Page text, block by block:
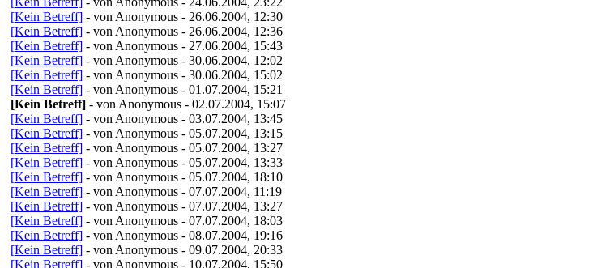
[Kein Betreff] - von Anonymous - 26.06.2004, 12:30
[Kein Betreff] - von Anonymous - 26.06.2004, 12:36
[Kein Betreff] - von Anonymous - 27.06.2004, 15:43
[Kein Betreff] - von Anonymous - 30.06.2004, 12:02
[Kein Betreff] - von Anonymous - 30.06.2004, 15:02
[Kein Betreff] - von Anonymous - 01.07.2004, 15:21
[Kein Betreff] - von Anonymous - 02.07.2004, 15:07
[Kein Betreff] - von Anonymous - 03.07.2004, 13:45
[Kein Betreff] - von Anonymous - 05.07.2004, 13:15
[Kein Betreff] - von Anonymous - 05.07.2004, 13:27
[Kein Betreff] - von Anonymous - 05.07.2004, 13:33
[Kein Betreff] - von Anonymous - 05.07.2004, 18:10
[Kein Betreff] - von Anonymous - 07.07.2004, 11:19
[Kein Betreff] - von Anonymous - 07.07.2004, 13:27
[Kein Betreff] - von Anonymous - 07.07.2004, 18:03
[Kein Betreff] - von Anonymous - 08.07.2004, 19:16
[Kein Betreff] - von Anonymous - 09.07.2004, 20:33
[Kein Betreff] - von Anonymous - 10.07.2004, 15:50